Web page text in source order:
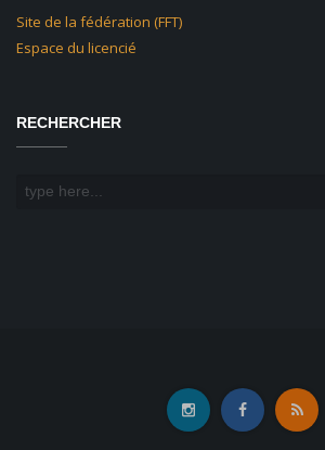
Site de la fédération (FFT)
Espace du licencié
RECHERCHER